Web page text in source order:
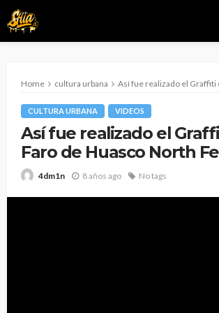
Home cultura urbana Así fue realizado el Graffiti en Faro
CULTURA URBANA VIDEOS
Así fue realizado el
Faro de Huasco North
4dm1n 8 años ago No tags